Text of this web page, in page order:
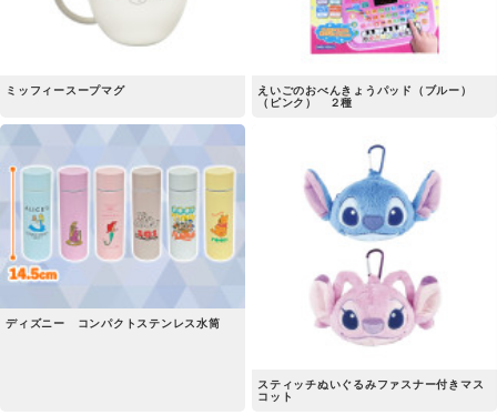
ミッフィースープマグ
えいごのおべんきょうパッド（ブルー）
（ピンク） ２種
ディズニー コンパクトステンレス水筒
スティッチぬいぐるみファスナー付きマス
コット